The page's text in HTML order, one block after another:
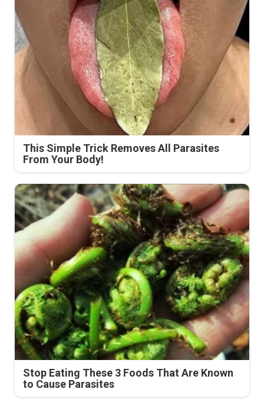
This Simple Trick Removes All Parasites
From Your Body!
Stop Eating These 3 Foods That Are Known
to Cause Parasites